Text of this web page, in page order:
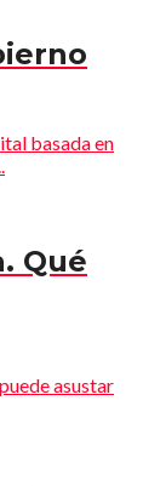
basada en
Qué
asustar